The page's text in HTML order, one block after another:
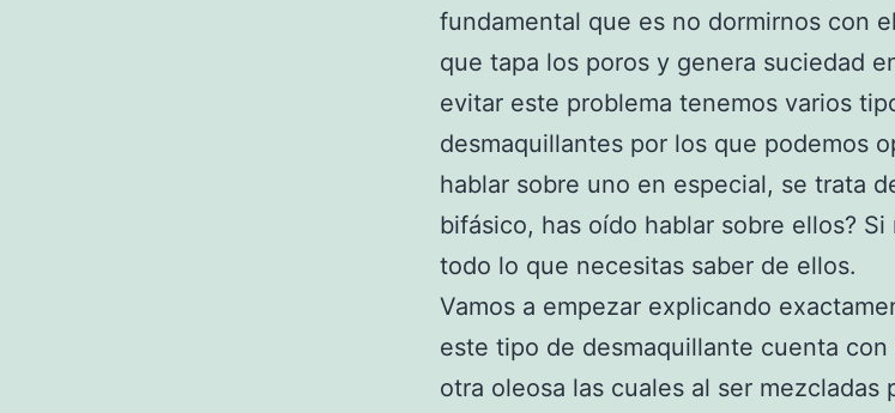
fundamental que es no dormirnos con
que tapa los poros y genera suciedad
evitar este problema tenemos varios
desmaquillantes por los que podemos
hablar sobre uno en especial, se trata
bifásico, has oído hablar sobre ellos?
todo lo que necesitas saber de ellos.
Vamos a empezar explicando
este tipo de desmaquillante cuenta
otra oleosa las cuales al ser mezcladas